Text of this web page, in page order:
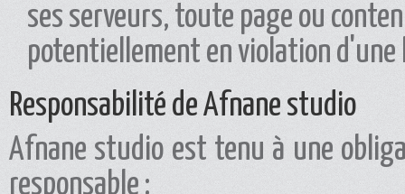
ses serveurs, toute page ou
potentiellement en violation d'une
Responsabilité de Afnane studio
Afnane studio est tenu à une
responsable :